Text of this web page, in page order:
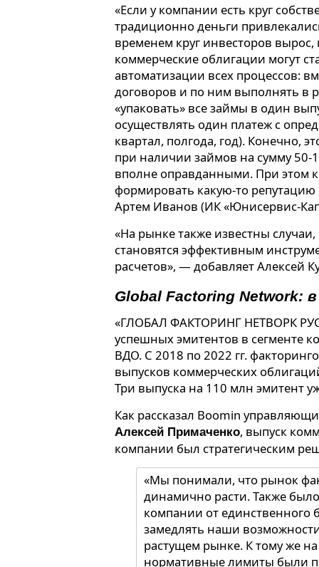
«Если у компании есть круг
традиционно деньги
временем круг инвесторов
коммерческие облигации могут
автоматизации всех процессов:
договоров и по ним выполнять в
«упаковать» все займы в один
осуществлять один платеж с
квартал, полгода, год). Конечно,
при наличии займов на сумму 50-
вполне оправданными. При этом
формировать какую-то
Артем Иванов (ИК «Юнисервис-
«На рынке также известны
становятся эффективным
расчетов», — добавляет Алексей
Global Factoring Network: в
«ГЛОБАЛ ФАКТОРИНГ НЕТВОРК
успешных эмитентов в сегменте
ВДО. С 2018 по 2022 гг.
выпусков коммерческих
Три выпуска на 110 млн эмитент
Как рассказал Boomin
Алексей Примаченко, выпуск
компании был стратегическим
«Мы понимали, что рынок
динамично расти. Также
компании от единственного
замедлять наши
растущем рынке. К тому же
нормативные лимиты были